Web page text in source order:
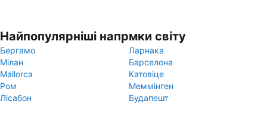
Найпопулярніші напрмки світу
Бергамо
Ларнака
Мілан
Барселона
Mallorca
Катовіце
Ром
Меммінген
Лісабон
Будапешт